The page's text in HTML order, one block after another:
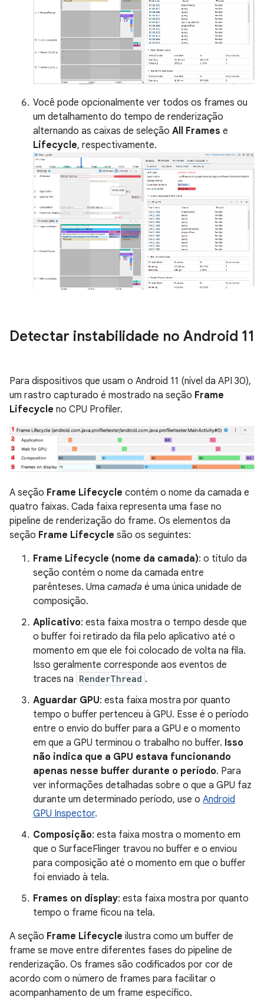
Você pode opcionalmente ver todos os frames ou
um detalhamento do tempo de renderização
alternando as caixas de seleção All Frames e
Lifecycle, respectivamente.
Detectar instabilidade no Android 11
Para dispositivos que usam o Android 11 (nível da API 30),
um rastro capturado é mostrado na seção Frame
Lifecycle no CPU Profiler.
A seção Frame Lifecycle contém o nome da camada e
quatro faixas. Cada faixa representa uma fase no
pipeline de renderização do frame. Os elementos da
seção Frame Lifecycle são os seguintes:
Frame Lifecycle (nome da camada): o título da
seção contém o nome da camada entre
parênteses. Uma camada é uma única unidade de
composição.
Aplicativo: esta faixa mostra o tempo desde que
o buffer foi retirado da fila pelo aplicativo até o
momento em que ele foi colocado de volta na fila.
Isso geralmente corresponde aos eventos de
traces na RenderThread .
Aguardar GPU: esta faixa mostra por quanto
tempo o buffer pertenceu à GPU. Esse é o período
entre o envio do buffer para a GPU e o momento
em que a GPU terminou o trabalho no buffer. Isso
não indica que a GPU estava funcionando
apenas nesse buffer durante o período. Para
ver informações detalhadas sobre o que a GPU faz
durante um determinado período, use o Android
GPU Inspector.
Composição: esta faixa mostra o momento em
que o SurfaceFlinger travou no buffer e o enviou
para composição até o momento em que o buffer
foi enviado à tela.
Frames on display: esta faixa mostra por quanto
tempo o frame ficou na tela.
A seção Frame Lifecycle ilustra como um buffer de
frame se move entre diferentes fases do pipeline de
renderização. Os frames são codificados por cor de
acordo com o número de frames para facilitar o
acompanhamento de um frame específico.